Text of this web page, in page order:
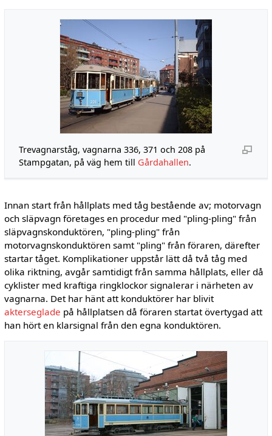
Trevagnarståg, vagnarna 336, 371 och 208 på
Stampgatan, på väg hem till Gårdahallen.
Innan start från hållplats med tåg bestående av; motorvagn
och släpvagn företages en procedur med "pling-pling" från
släpvagnskonduktören, "pling-pling" från
motorvagnskonduktören samt "pling" från föraren, därefter
startar tåget. Komplikationer uppstår lätt då två tåg med
olika riktning, avgår samtidigt från samma hållplats, eller då
cyklister med kraftiga ringklockor signalerar i närheten av
vagnarna. Det har hänt att konduktörer har blivit
akterseglade på hållplatsen då föraren startat övertygad att
han hört en klarsignal från den egna konduktören.